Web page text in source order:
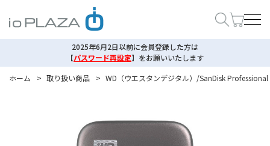
2025年6月2日以前に会員登録した方は
【パスワード再設定】 をお願いいたします
ホーム
> 取り扱い商品 > WD（ウエスタンデジタル）/SanDisk Professional